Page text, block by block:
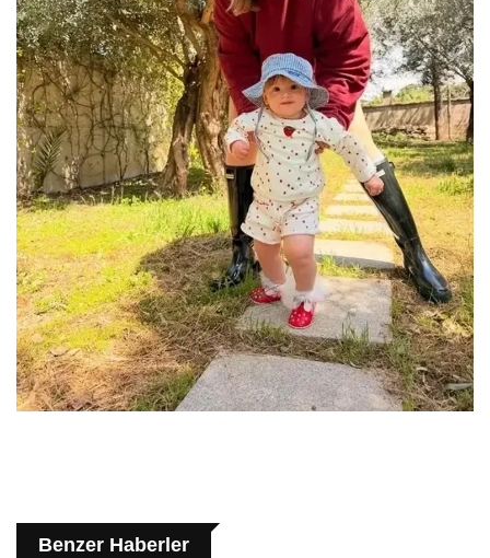
Benzer Haberler